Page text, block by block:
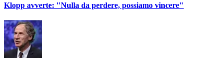
Klopp avverte: "Nulla da perdere, possiamo vincere"